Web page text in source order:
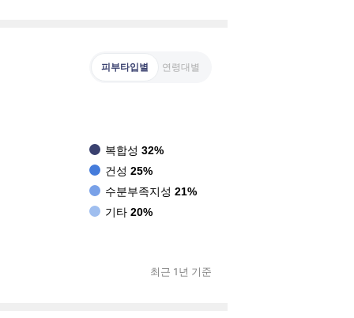
피부타입별 연령대별
복합성 32%
건성 25%
수분부족지성 21%
기타 20%
최근 1년 기준